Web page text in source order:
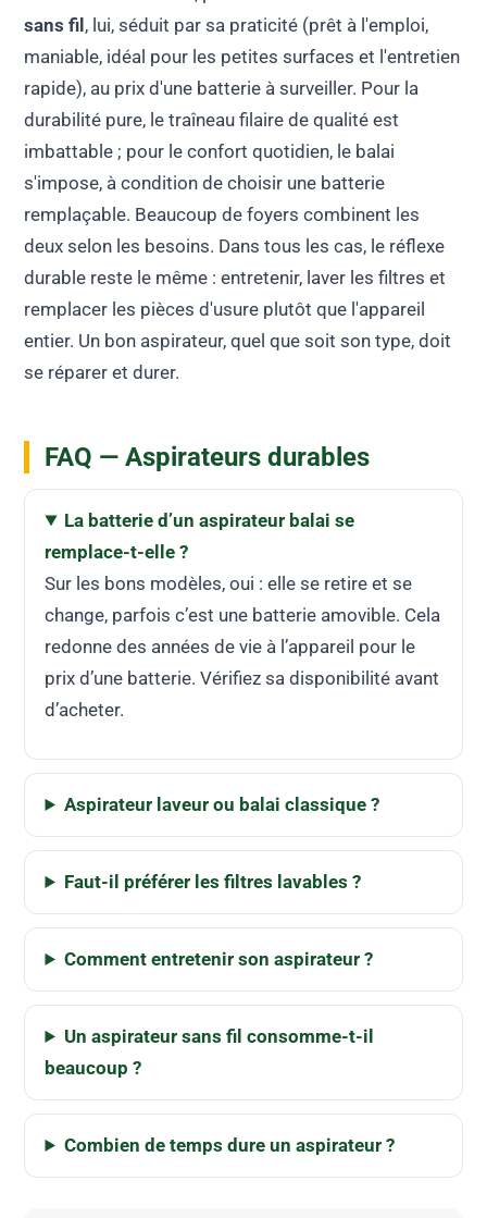
sans fil , lui, séduit par sa praticité (prêt à l'emploi,
maniable, idéal pour les petites surfaces et l'entretien
rapide), au prix d'une batterie à surveiller. Pour la
durabilité pure, le traîneau filaire de qualité est
imbattable ; pour le confort quotidien, le balai
s'impose, à condition de choisir une batterie
remplaçable. Beaucoup de foyers combinent les
deux selon les besoins. Dans tous les cas, le réflexe
durable reste le même : entretenir, laver les filtres et
remplacer les pièces d'usure plutôt que l'appareil
entier. Un bon aspirateur, quel que soit son type, doit
se réparer et durer.
FAQ — Aspirateurs durables
La batterie d’un aspirateur balai se
remplace-t-elle ?
Sur les bons modèles, oui : elle se retire et se
change, parfois c’est une batterie amovible. Cela
redonne des années de vie à l’appareil pour le
prix d’une batterie. Vérifiez sa disponibilité avant
d’acheter.
Aspirateur laveur ou balai classique ?
Faut-il préférer les filtres lavables ?
Comment entretenir son aspirateur ?
Un aspirateur sans fil consomme-t-il
beaucoup ?
Combien de temps dure un aspirateur ?